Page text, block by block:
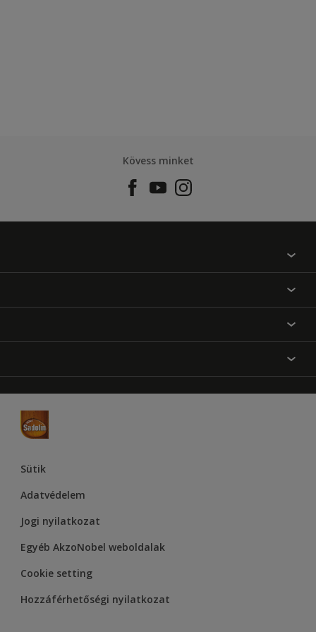
Kövess minket
Üzlet kereső
Inspiráció
Hozzáférhetőség
Dulux
Supralux
Sütik
Adatvédelem
Jogi nyilatkozat
Egyéb AkzoNobel weboldalak
Cookie setting
Hozzáférhetőségi nyilatkozat